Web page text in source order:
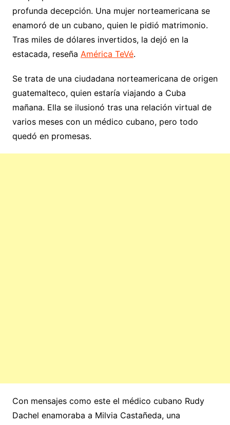
profunda decepción. Una mujer norteamericana se
enamoró de un cubano, quien le pidió matrimonio.
Tras miles de dólares invertidos, la dejó en la
estacada, reseña América TeVé.
Se trata de una ciudadana norteamericana de origen
guatemalteco, quien estaría viajando a Cuba
mañana. Ella se ilusionó tras una relación virtual de
varios meses con un médico cubano, pero todo
quedó en promesas.
Con mensajes como este el médico cubano Rudy
Dachel enamoraba a Milvia Castañeda, una